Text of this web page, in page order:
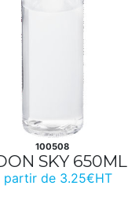
100508
SKY 650ML
partir de 3.25€HT